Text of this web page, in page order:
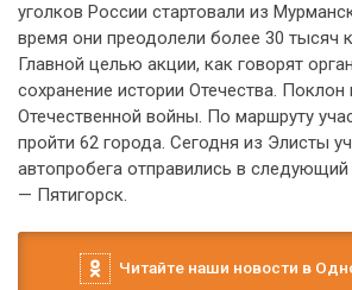
уголков России стартовали из
время они преодолели более 30 тысяч
Главной целью акции, как говорят
сохранение истории Отечества. Поклон
Отечественной войны. По маршруту
пройти 62 города. Сегодня из Элисты
автопробега отправились в
— Пятигорск.
Читайте наши новости в